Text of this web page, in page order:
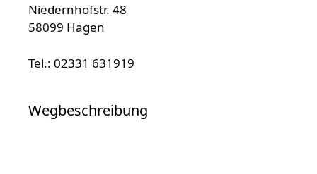
Niedernhofstr. 48
58099 Hagen
Tel.: 02331 631919
Wegbeschreibung